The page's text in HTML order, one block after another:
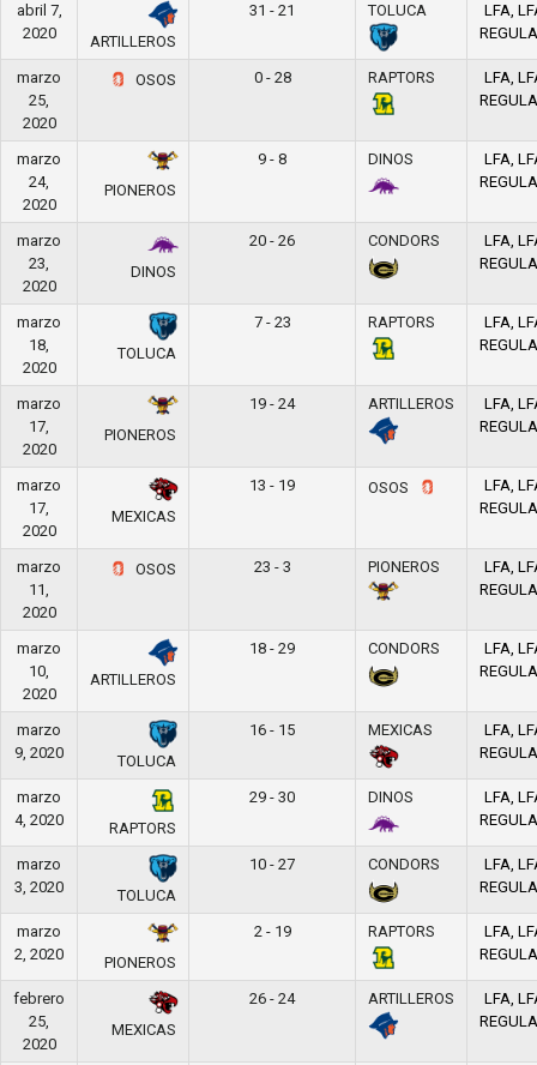
abril 7,
2020
ARTILLEROS
31 - 21 TOLUCA
LFA,
marzo
25,
2020
OSOS 0 - 28 RAPTORS
LFA,
marzo
24,
2020
PIONEROS
9 - 8 DINOS
LFA,
marzo
23,
2020
DINOS
20 - 26 CONDORS
LFA,
marzo
18,
2020
TOLUCA
7 - 23 RAPTORS
LFA,
marzo
17,
2020
PIONEROS
19 - 24 ARTILLEROS
LFA,
marzo
17,
2020
MEXICAS
13 - 19 OSOS
LFA,
marzo
11,
2020
OSOS 23 - 3 PIONEROS
LFA,
marzo
10,
2020
ARTILLEROS
18 - 29 CONDORS
LFA,
marzo
9, 2020
TOLUCA
16 - 15 MEXICAS
LFA,
marzo
4, 2020
RAPTORS
29 - 30 DINOS
LFA,
marzo
3, 2020
TOLUCA
10 - 27 CONDORS
LFA,
marzo
2, 2020
PIONEROS
2 - 19 RAPTORS
LFA,
febrero
25,
2020
MEXICAS
26 - 24 ARTILLEROS
LFA,